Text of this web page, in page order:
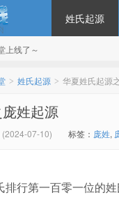
姓氏起源
上线了～
> 姓氏起源 > 华夏姓氏起源
姓起源
(2024-07-10) 标签： 庞姓,
排行第一百零一位的